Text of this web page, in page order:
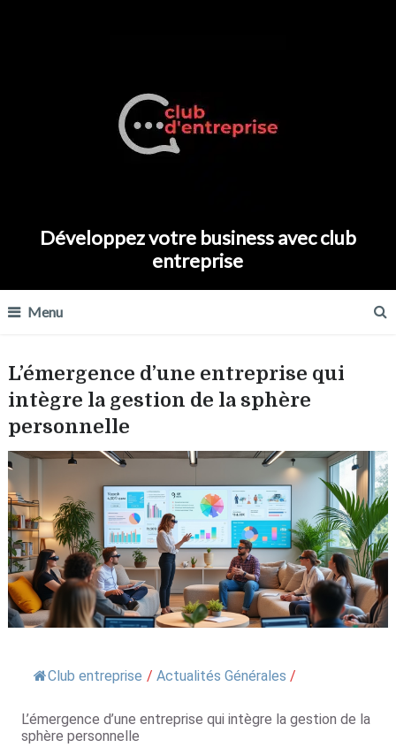
Développez votre business avec club
entreprise
Menu
L’émergence d’une entreprise qui
intègre la gestion de la sphère
personnelle
Club entreprise / Actualités Générales /
L’émergence d’une entreprise qui intègre la gestion de la
sphère personnelle